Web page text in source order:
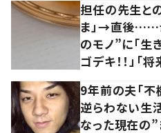
担任の先生と
ま」→直後……
のモノ”に「生
ゴデキ！！」「
9年前の夫「
逆らわない生
なった現在の